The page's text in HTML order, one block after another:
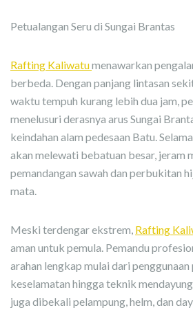
Petualangan Seru di Sungai Brantas
Rafting Kaliwatumenawarkan
berbeda. Dengan panjang lintasan
waktu tempuh kurang lebih dua jam,
menelusuri derasnya arus Sungai
keindahan alam pedesaan Batu.
akan melewati bebatuan besar, jeram
pemandangan sawah dan perbukitan
mata.
Meski terdengar ekstrem, Rafting
aman untuk pemula. Pemandu
arahan lengkap mulai dari
keselamatan hingga teknik
juga dibekali pelampung, helm, dan